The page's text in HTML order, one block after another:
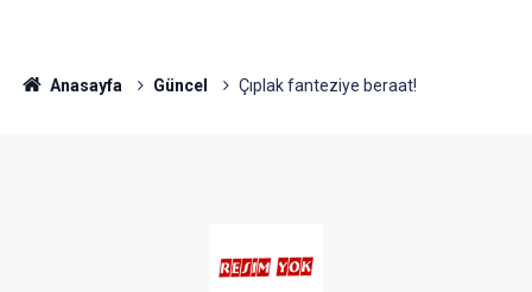
Anasayfa Güncel Çıplak fanteziye beraat!